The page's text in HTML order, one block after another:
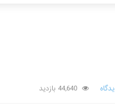
44,640 بازدید